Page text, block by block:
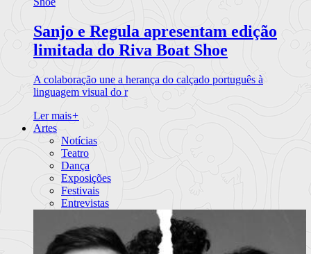
Sanjo e Regula apresentam edição
limitada do Riva Boat Shoe
A colaboração une a herança do calçado português à
linguagem visual do r
Ler mais+
Artes
Notícias
Teatro
Dança
Exposições
Festivais
Entrevistas